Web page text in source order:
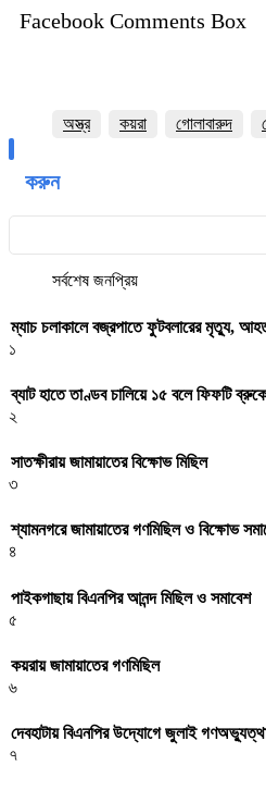
Facebook Comments Box
অস্ত্র কয়রা গোলাবারুদ
করুন
সর্বশেষ জনপ্রিয়
ম্যাচ চলাকালে বজ্রপাতে ফুটবলারের মৃত্যু,
১
ব্যাট হাতে তাণ্ডব চালিয়ে ১৫ বলে ফিফটি
২
সাতক্ষীরায় জামায়াতের বিক্ষোভ মিছিল
৩
শ্যামনগরে জামায়াতের গণমিছিল ও বিক্ষোভ
৪
পাইকগাছায় বিএনপির আনন্দ মিছিল ও সমাবেশ
৫
কয়রায় জামায়াতের গণমিছিল
৬
দেবহাটায় বিএনপির উদ্যোগে জুলাই
৭